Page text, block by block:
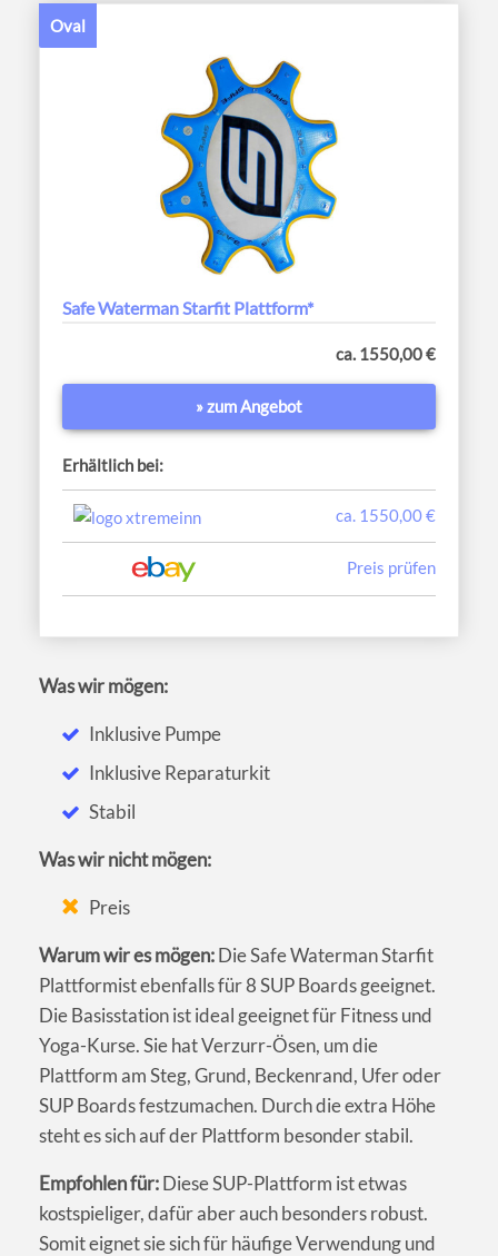
Oval
Safe Waterman Starfit Plattform*
ca. 1550,00 €
» zum Angebot
Erhältlich bei:
ca. 1550,00 €
Preis prüfen
Was wir mögen:
Inklusive Pumpe
Inklusive Reparaturkit
Stabil
Was wir nicht mögen:
Preis
Warum wir es mögen:Die Safe Waterman Starfit
Plattformist ebenfalls für 8 SUP Boards geeignet.
Die Basisstation ist ideal geeignet für Fitness und
Yoga-Kurse. Sie hat Verzurr-Ösen, um die
Plattform am Steg, Grund, Beckenrand, Ufer oder
SUP Boards festzumachen. Durch die extra Höhe
steht es sich auf der Plattform besonder stabil.
Empfohlen für:Diese SUP-Plattform ist etwas
kostspieliger, dafür aber auch besonders robust.
Somit eignet sie sich für häufige Verwendung und